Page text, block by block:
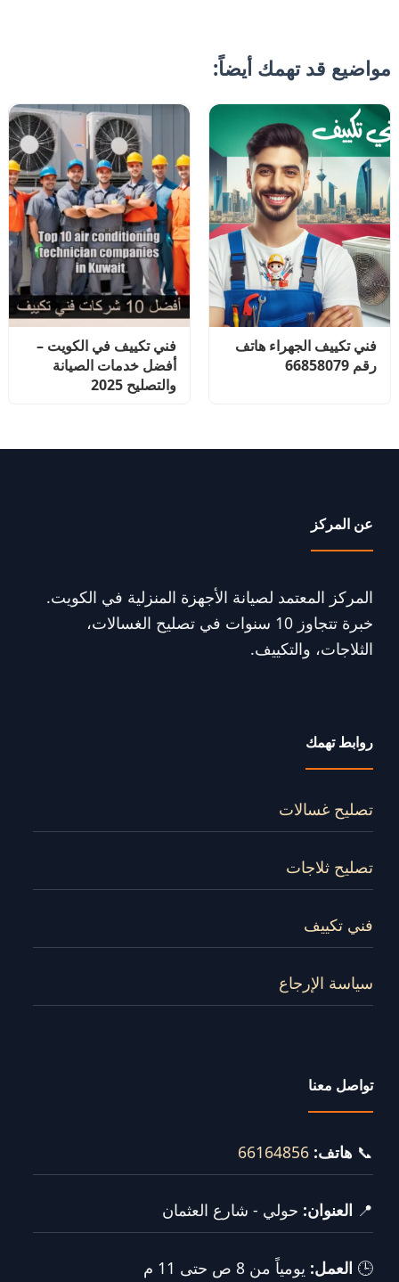
مواضيع قد تهمك أيضاً:
فني تكييف الجهراء هاتف
رقم 66858079
فني تكييف في الكويت –
أفضل خدمات الصيانة
والتصليح 2025
عن المركز
المركز المعتمد لصيانة الأجهزة المنزلية في الكويت.
خبرة تتجاوز 10 سنوات في تصليح الغسالات،
الثلاجات، والتكييف.
روابط تهمك
تصليح غسالات
تصليح ثلاجات
فني تكييف
سياسة الإرجاع
تواصل معنا
📞 هاتف: 66164856
📍 العنوان: حولي - شارع العثمان
🕒 العمل: يومياً من 8 ص حتى 11 م